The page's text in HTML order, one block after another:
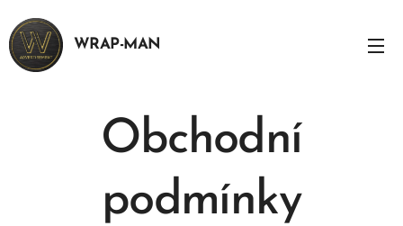
WRAP-MAN
Obchodní
podmínky